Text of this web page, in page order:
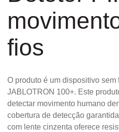
fios
O produto é um dispositivo sem
JABLOTRON 100+. Este
detectar movimento humano
cobertura de detecção
com lente cinzenta oferece